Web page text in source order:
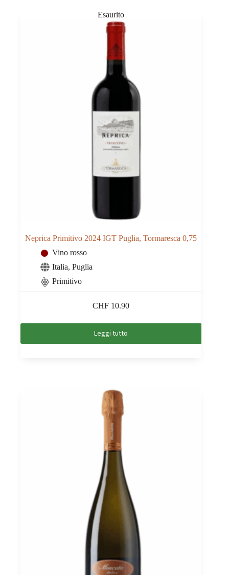
Neprica Primitivo 2024 IGT Puglia, Tormaresca 0,75
Vino rosso
Italia, Puglia
Primitivo
CHF 10.90
Leggi tutto